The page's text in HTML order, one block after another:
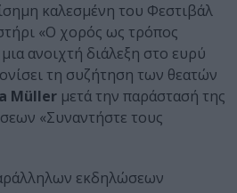
καλεσμένη του Φεστιβάλ
«Ο χορός ως τρόπος
ανοιχτή διάλεξη στο ευρύ
τη συζήτηση των θεατών
Müller μετά την παράστασή της
«Συναντήστε τους
εκδηλώσεων